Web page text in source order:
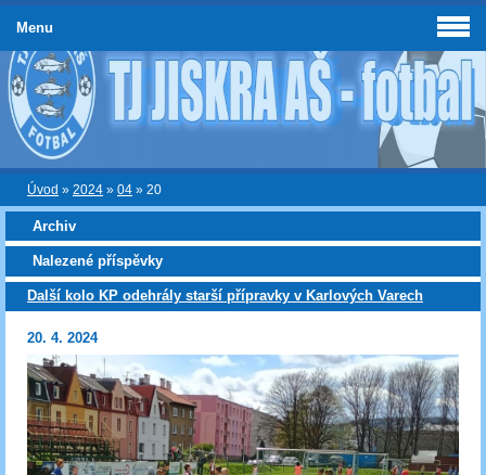
Úvod » 2024 » 04 » 20
Archiv
Nalezené příspěvky
Další kolo KP odehrály starší přípravky v Karlových Varech
20. 4. 2024
Menu